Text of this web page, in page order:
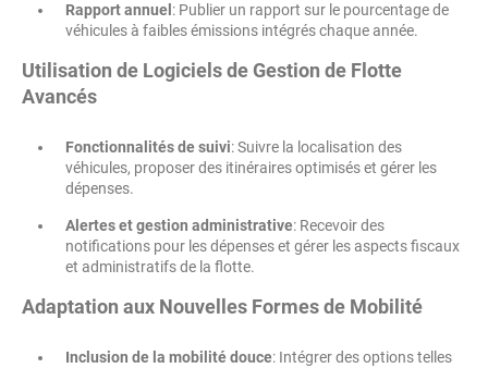
Rapport annuel : Publier un rapport sur le pourcentage de
véhicules à faibles émissions intégrés chaque année.
Utilisation de Logiciels de Gestion de Flotte
Avancés
Fonctionnalités de suivi: Suivre la localisation des
véhicules, proposer des itinéraires optimisés et gérer les
dépenses.
Alertes et gestion administrative: Recevoir des
notifications pour les dépenses et gérer les aspects fiscaux
et administratifs de la flotte.
Adaptation aux Nouvelles Formes de Mobilité
Inclusion de la mobilité douce: Intégrer des options telles